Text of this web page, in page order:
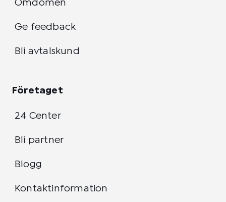
Omdömen
Ge feedback
Bli avtalskund
Företaget
24 Center
Bli partner
Blogg
Kontaktinformation